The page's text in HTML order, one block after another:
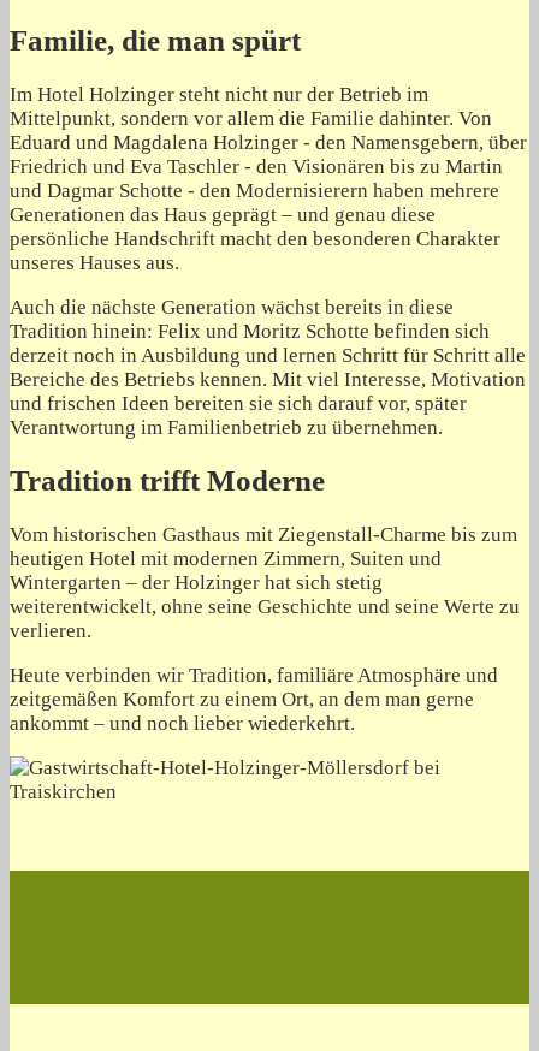
Familie, die man spürt
Im Hotel Holzinger steht nicht nur der Betrieb im
Mittelpunkt, sondern vor allem die Familie dahinter. Von
Eduard und Magdalena Holzinger - den Namensgebern, über
Friedrich und Eva Taschler - den Visionären bis zu Martin
und Dagmar Schotte - den Modernisierern haben mehrere
Generationen das Haus geprägt – und genau diese
persönliche Handschrift macht den besonderen Charakter
unseres Hauses aus.
Auch die nächste Generation wächst bereits in diese
Tradition hinein: Felix und Moritz Schotte befinden sich
derzeit noch in Ausbildung und lernen Schritt für Schritt alle
Bereiche des Betriebs kennen. Mit viel Interesse, Motivation
und frischen Ideen bereiten sie sich darauf vor, später
Verantwortung im Familienbetrieb zu übernehmen.
Tradition trifft Moderne
Vom historischen Gasthaus mit Ziegenstall-Charme bis zum
heutigen Hotel mit modernen Zimmern, Suiten und
Wintergarten – der Holzinger hat sich stetig
weiterentwickelt, ohne seine Geschichte und seine Werte zu
verlieren.
Heute verbinden wir Tradition, familiäre Atmosphäre und
zeitgemäßen Komfort zu einem Ort, an dem man gerne
ankommt – und noch lieber wiederkehrt.